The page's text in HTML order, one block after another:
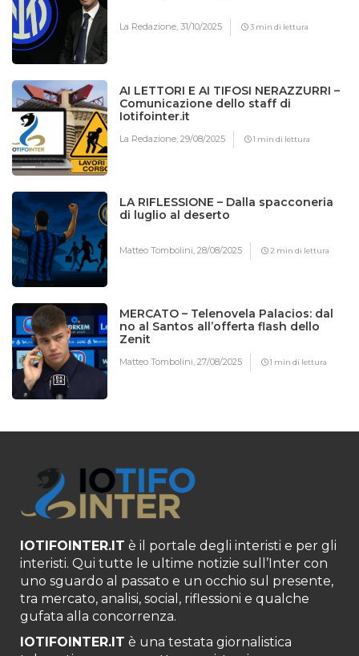
La Redazione,31/10/2025 3 min di lettura
AI LETTORI E AI TIFOSI NERAZZURRI –
Comunicazione dello staff di
Iotifointer.it
La Redazione,29/08/2025 1 min di lettura
LA RIFLESSIONE – Dalla spacconeria
di luglio al deserto
Matteo Tombolini,28/08/2025 2 min di lettura
MERCATO – Telenovela Palacios: dal
no al Santos all’offerta flash dello
Zenit
Matteo Tombolini,27/08/2025 1 min di lettura
IOTIFOINTER.IT è il portale degli interisti e per gli
interisti. Qui tutte le ultime notizie sull’Inter con
uno sguardo al passato e un occhio sul presente,
tra mercato, analisi, social, riflessioni e qualche
gufata alla concorrenza.
IOTIFOINTER.IT è una testata giornalistica